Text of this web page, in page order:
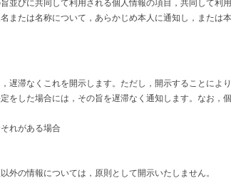
並びに共同して利用される個人情報の項目，共同して利
または名称について，あらかじめ本人に通知し，または
遅滞なくこれを開示します。ただし，開示することによ
した場合には，その旨を遅滞なく通知します。なお，
れがある場合
外の情報については，原則として開示いたしません。